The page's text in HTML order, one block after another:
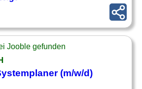
Jooble gefunden
(m/w/d)